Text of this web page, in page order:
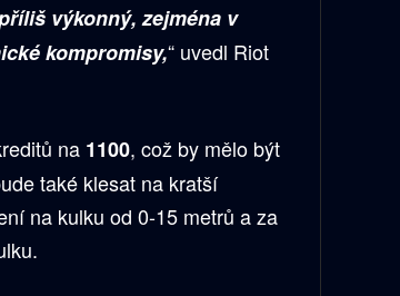
výkonný, zejména v
kompromisy,“ uvedl Riot
na 1100, což by mělo být
také klesat na kratší
na kulku od 0-15 metrů a za